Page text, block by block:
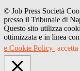
© Job Press Società
presso il Tribunale di
Questo sito utilizza
ottimizzata e in linea
e Cookie Policy accetta